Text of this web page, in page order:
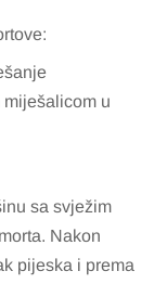
u
sa svježim
Nakon
pijeska i prema